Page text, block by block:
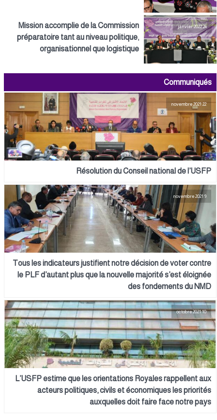
26 janvier 2022
Mission accomplie de la Commission
préparatoire tant au niveau politique,
organisationnel que logistique
Communiqués
22 novembre 2021
Résolution du Conseil national de l’USFP
Tous les indicateurs justifient notre décision de voter contre
le PLF d’autant plus que la nouvelle majorité s’est éloignée
des fondements du NMD
10 octobre 2021
L’USFP estime que les orientations Royales rappellent aux
acteurs politiques, civils et économiques les priorités
auxquelles doit faire face notre pays